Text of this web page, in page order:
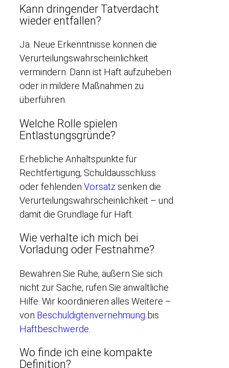
Kann dringender Tatverdacht
wieder entfallen?
Ja. Neue Erkenntnisse können die
Verurteilungswahrscheinlichkeit
vermindern. Dann ist Haft aufzuheben
oder in mildere Maßnahmen zu
überführen.
Welche Rolle spielen
Entlastungsgründe?
Erhebliche Anhaltspunkte für
Rechtfertigung, Schuldausschluss
oder fehlenden Vorsatz senken die
Verurteilungswahrscheinlichkeit – und
damit die Grundlage für Haft.
Wie verhalte ich mich bei
Vorladung oder Festnahme?
Bewahren Sie Ruhe, äußern Sie sich
nicht zur Sache, rufen Sie anwaltliche
Hilfe. Wir koordinieren alles Weitere –
von Beschuldigtenvernehmung bis
Haftbeschwerde
Wo finde ich eine kompakte
Definition?